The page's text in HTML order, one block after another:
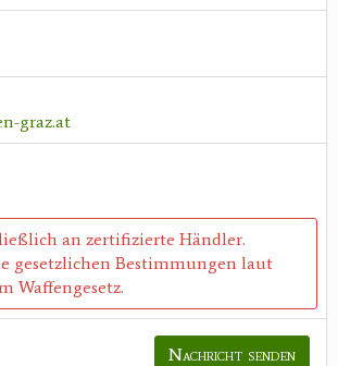
graz.at
an zertifizierte Händler.
gesetzlichen Bestimmungen laut
Waffengesetz.
Nachricht senden